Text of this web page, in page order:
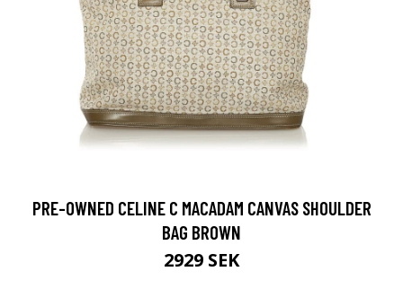
PRE-OWNED CELINE C MACADAM CANVAS SHOULDER
BAG BROWN
2929 SEK